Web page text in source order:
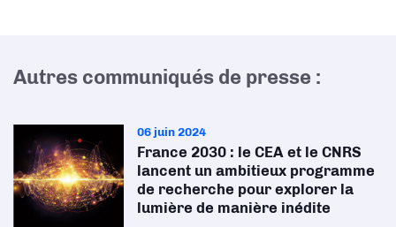
Autres communiqués de presse :
06 juin 2024
France 2030 : le CEA et le CNRS
lancent un ambitieux programme
de recherche pour explorer la
lumière de manière inédite